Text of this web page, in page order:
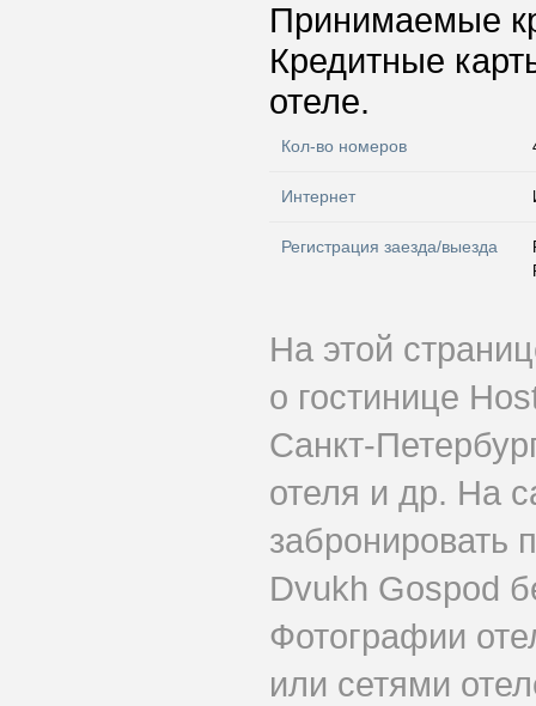
Принимаемые
Кредитные
отеле.
Кол-во номеров
Интернет
Регистрация заезда/выезда
На этой
о гостинице
Санкт-
отеля и др. На
забронировать
Dvukh Gospod
Фотографии
или сетями